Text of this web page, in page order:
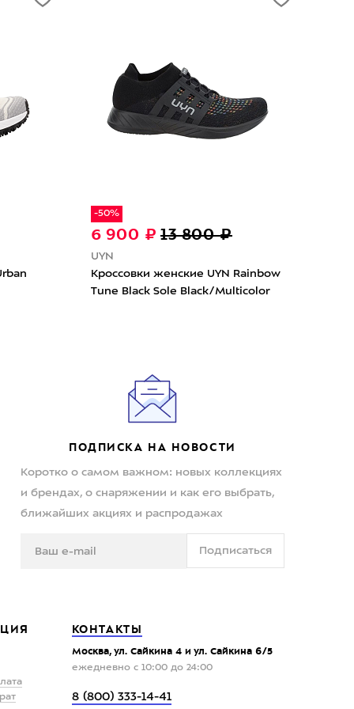
-50%
6 900 ₽ 13 800 ₽
UYN
Кроссовки женские UYN Rainbow
Tune Black Sole Black/Multicolor
ПОДПИСКА НА НОВОСТИ
Коротко о самом важном: новых коллекциях
и брендах, о снаряжении и как его выбрать,
ближайших акциях и распродажах
Подписаться
КОНТАКТЫ
Москва, ул. Сайкина 4 и ул. Сайкина 6/5
ежедневно с 10:00 до 24:00
8 (800) 333-14-41